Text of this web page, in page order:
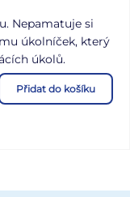
Nepamatuje si
úkolníček, který
úkolů.
- telefonní čísla -
- geometrické
Přidat do košíku